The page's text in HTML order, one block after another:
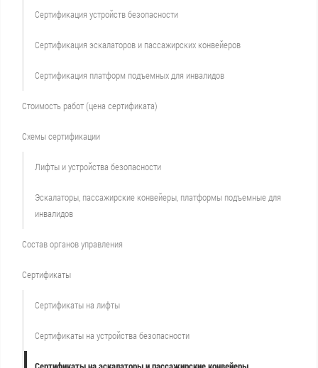
Сертификация устройств безопасности
Сертификация эскалаторов и пассажирских конвейеров
Сертификация платформ подъемных для инвалидов
Стоимость работ (цена сертификата)
Схемы сертификации
Лифты и устройства безопасности
Эскалаторы, пассажирские конвейеры, платформы подъемные для
инвалидов
Состав органов управления
Сертификаты
Сертификаты на лифты
Сертификаты на устройства безопасности